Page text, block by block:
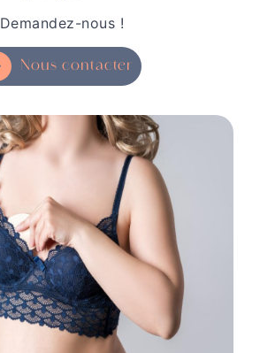
Demandez-nous !
Nous contacter